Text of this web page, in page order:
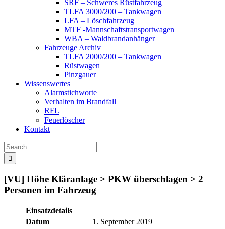
SRF – Schweres Rüstfahrzeug
TLFA 3000/200 – Tankwagen
LFA – Löschfahrzeug
MTF -Mannschaftstransportwagen
WBA – Waldbrandanhänger
Fahrzeuge Archiv
TLFA 2000/200 – Tankwagen
Rüstwagen
Pinzgauer
Wissenswertes
Alarmstichworte
Verhalten im Brandfall
RFL
Feuerlöscher
Kontakt
Search
for:
[VU] Höhe Kläranlage > PKW überschlagen > 2
Personen im Fahrzeug
Einsatzdetails
Datum
1. September 2019